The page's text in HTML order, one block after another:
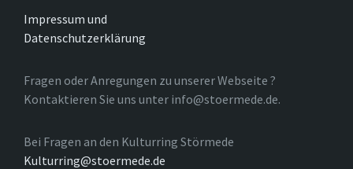
Impressum und
Datenschutzerklärung
Fragen oder Anregungen zu unserer Webseite ?
Kontaktieren Sie uns unter info@stoermede.de.
Bei Fragen an den Kulturring Störmede
Kulturring@stoermede.de